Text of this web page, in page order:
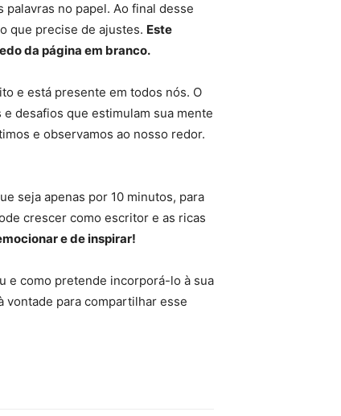
no papel. Ao final desse
que precise de ajustes. Este
da página em branco.
e está presente em todos nós. O
desafios que estimulam sua mente
e observamos ao nosso redor.
seja apenas por 10 minutos, para
crescer como escritor e as ricas
e de inspirar!
e como pretende incorporá-lo à sua
vontade para compartilhar esse